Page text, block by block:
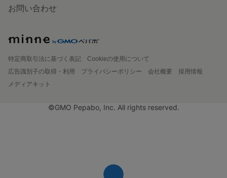
お問い合わせ
特定商取引法に基づく表記
Cookieの使用について
広告識別子の取得・利用
プライバシーポリシー 会社概要
採用情報
メディアキット
©GMO Pepabo, Inc. All rights reserved.